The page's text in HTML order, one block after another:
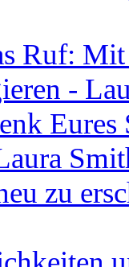
Ruf:
-
zu